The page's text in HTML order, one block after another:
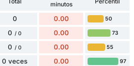
minutos
0 0.00 50
0 / 0 0.00 73
0 / 0 0.00 55
0 veces 0.00 97